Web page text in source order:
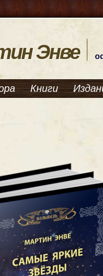
Энве
Книги